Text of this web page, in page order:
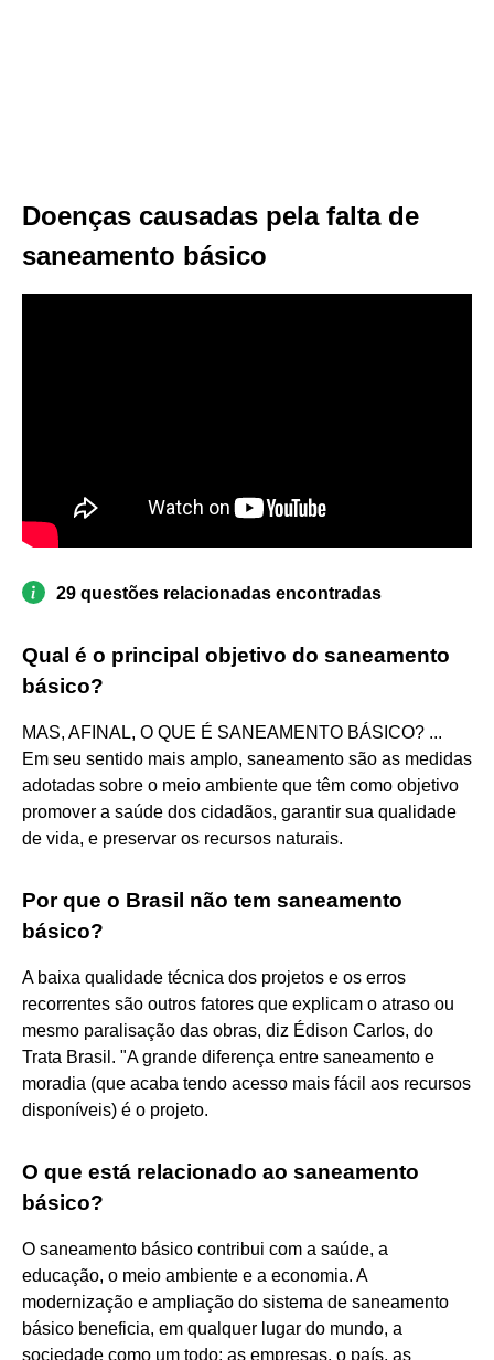
Doenças causadas pela falta de
saneamento básico
29 questões relacionadas encontradas
Qual é o principal objetivo do saneamento
básico?
MAS, AFINAL, O QUE É SANEAMENTO BÁSICO? ...
Em seu sentido mais amplo, saneamento são as medidas
adotadas sobre o meio ambiente que têm como objetivo
promover a saúde dos cidadãos, garantir sua qualidade
de vida, e preservar os recursos naturais.
Por que o Brasil não tem saneamento
básico?
A baixa qualidade técnica dos projetos e os erros
recorrentes são outros fatores que explicam o atraso ou
mesmo paralisação das obras, diz Édison Carlos, do
Trata Brasil. "A grande diferença entre saneamento e
moradia (que acaba tendo acesso mais fácil aos recursos
disponíveis) é o projeto.
O que está relacionado ao saneamento
básico?
O saneamento básico contribui com a saúde, a
educação, o meio ambiente e a economia. A
modernização e ampliação do sistema de saneamento
básico beneficia, em qualquer lugar do mundo, a
sociedade como um todo: as empresas, o país, as